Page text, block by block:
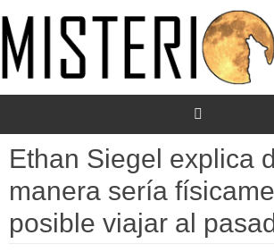
contenido
Ethan Siegel explica
manera sería
posible viajar al